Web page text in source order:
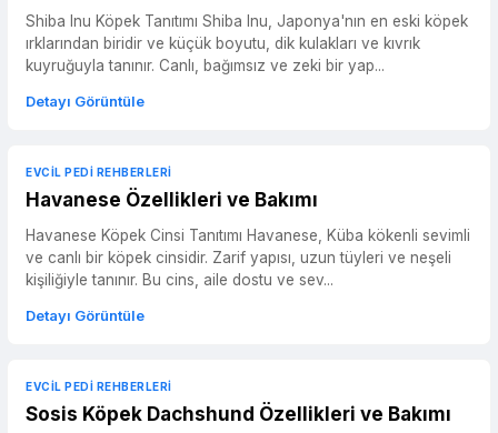
Shiba Inu Köpek Tanıtımı Shiba Inu, Japonya'nın en eski köpek
ırklarından biridir ve küçük boyutu, dik kulakları ve kıvrık
kuyruğuyla tanınır. Canlı, bağımsız ve zeki bir yap...
Detayı Görüntüle
EVCIL PEDI REHBERLERI
Havanese Özellikleri ve Bakımı
Havanese Köpek Cinsi Tanıtımı Havanese, Küba kökenli sevimli
ve canlı bir köpek cinsidir. Zarif yapısı, uzun tüyleri ve neşeli
kişiliğiyle tanınır. Bu cins, aile dostu ve sev...
Detayı Görüntüle
EVCIL PEDI REHBERLERI
Sosis Köpek Dachshund Özellikleri ve Bakımı